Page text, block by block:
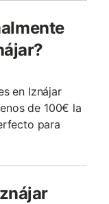
en Iznájar
de 100€ la
para